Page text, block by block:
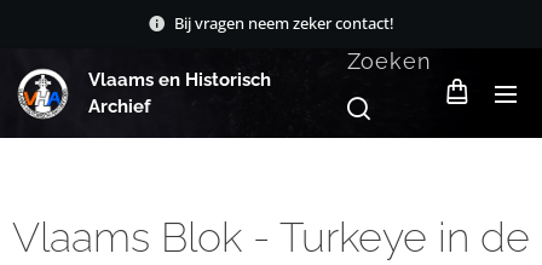
Bij vragen neem zeker contact!
Vlaams en Historisch
Archief
Zoeken
Vlaams Blok - Turkeye in de